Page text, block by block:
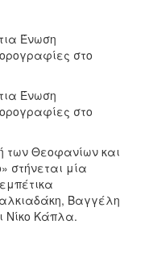
Ένωση
στο
Ένωση
στο
των Θεοφανίων και
στήνεται μία
Βαγγέλη
Νίκο Κάπλα.